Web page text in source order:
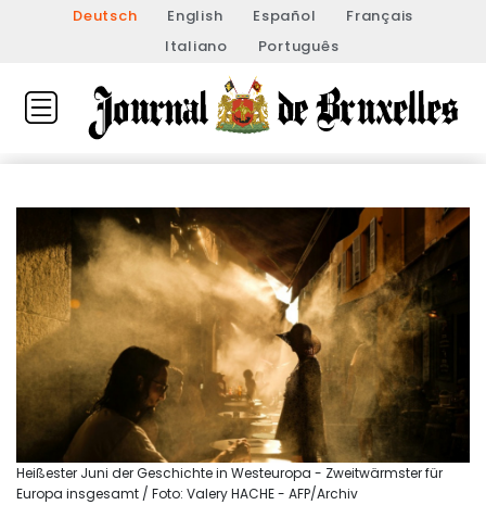
Deutsch English Español
Français
Italiano
Português
Heißester Juni der Geschichte in Westeuropa - Zweitwärmster für
Europa insgesamt / Foto: Valery HACHE - AFP/Archiv